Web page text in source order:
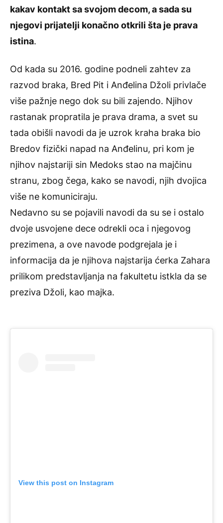
kakav kontakt sa svojom decom, a sada su
njegovi prijatelji konačno otkrili šta je prava
istina.
Od kada su 2016. godine podneli zahtev za
razvod braka, Bred Pit i Anđelina Džoli privlače
više pažnje nego dok su bili zajendo. Njihov
rastanak propratila je prava drama, a svet su
tada obišli navodi da je uzrok kraha braka bio
Bredov fizički napad na Anđelinu, pri kom je
njihov najstariji sin Medoks stao na majčinu
stranu, zbog čega, kako se navodi, njih dvojica
više ne komuniciraju.
Nedavno su se pojavili navodi da su se i ostalo
dvoje usvojene dece odrekli oca i njegovog
prezimena, a ove navode podgrejala je i
informacija da je njihova najstarija ćerka Zahara
prilikom predstavljanja na fakultetu istkla da se
preziva Džoli, kao majka.
View this post on Instagram